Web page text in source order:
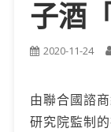
子酒
2020-11-24
由聯合國諮
研究院監制